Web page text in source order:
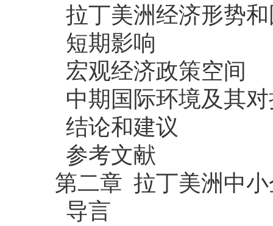
拉丁美洲经济形势
短期影响
宏观经济政策空间
中期国际环境及其
结论和建议
参考文献
第二章 拉丁美洲中
导言